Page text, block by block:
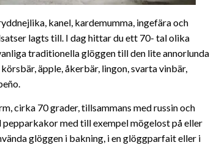
kanel, kardemumma, ingefära och
lagts till. I dag hittar du ett 70- tal olika
traditionella glöggen till den lite annorlunda
äpple, åkerbär, lingon, svarta vinbär,
cirka 70 grader, tillsammans med russin och
pepparkakor med till exempel mögelost på eller
glöggen i bakning, i en glöggparfait eller i